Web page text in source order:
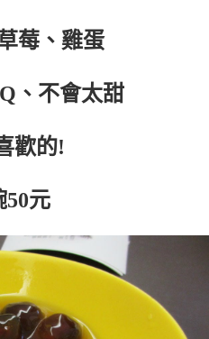
莓、雞蛋
、不會太甜
歡的!
50元